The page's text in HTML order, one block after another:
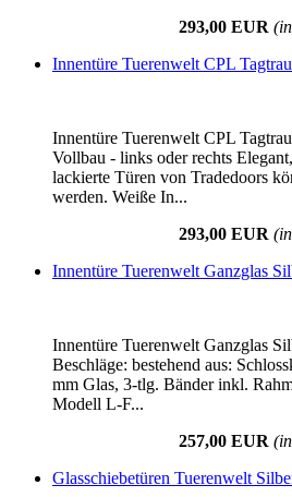
293,00 EUR
Innentüre Tuerenwelt CPL
Innentüre Tuerenwelt CPL
Vollbau - links oder rechts
lackierte Türen von Tradedoors
werden. Weiße In...
293,00 EUR
Innentüre Tuerenwelt Ganzglas
Innentüre Tuerenwelt Ganzglas
Beschläge: bestehend aus:
mm Glas, 3-tlg. Bänder inkl.
Modell L-F...
257,00 EUR
Glasschiebetüren Tuerenwelt